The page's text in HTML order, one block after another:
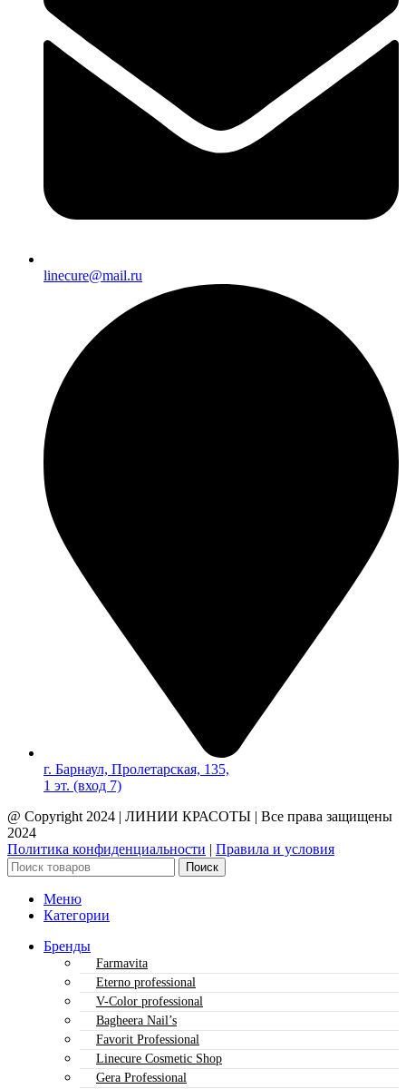
linecure@mail.ru
г. Барнаул, Пролетарская, 135,​
1 эт. (вход 7)
@ Copyright 2024 | ЛИНИИ КРАСОТЫ | Все права защищены
2024
Политика конфиденциальности | Правила и условия
Поиск
Меню
Категории
Бренды
Farmavita
Eterno professional
V-Color professional
Bagheera Nail’s
Favorit Professional
Linecure Cosmetic Shop
Gera Professional